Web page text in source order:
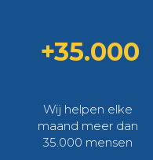
+35.000
Wij helpen elke
maand meer dan
35.000 mensen